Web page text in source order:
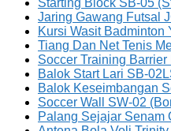
Starting Block SB-05
Jaring Gawang Futsal
Kursi Wasit Badminton
Tiang Dan Net Tenis
Soccer Training
Balok Start Lari SB-
Balok Keseimbangan
Soccer Wall SW-02
Palang Sejajar Senam